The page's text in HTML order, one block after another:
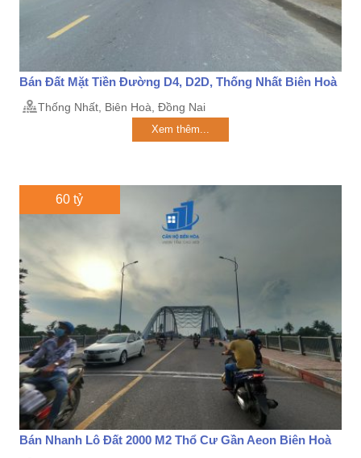
Bán Đất Mặt Tiền Đường D4, D2D, Thống Nhất Biên Hoà
Thống Nhất, Biên Hoà, Đồng Nai
Xem thêm...
60 tỷ
Bán Nhanh Lô Đất 2000 M2 Thổ Cư Gần Aeon Biên Hoà